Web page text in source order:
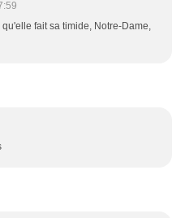
fait sa timide, Notre-Dame,